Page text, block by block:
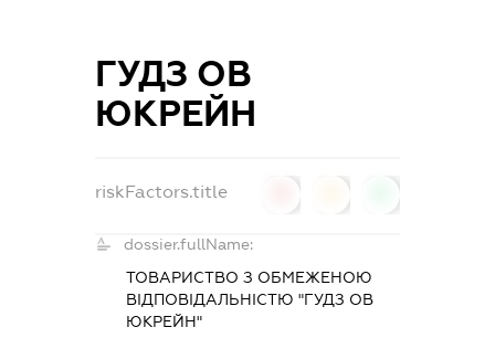
ГУДЗ ОВ
ЮКРЕЙН
riskFactors.title
dossier.fullName:
ТОВАРИСТВО З ОБМЕЖЕНОЮ
ВІДПОВІДАЛЬНІСТЮ "ГУДЗ ОВ
ЮКРЕЙН"